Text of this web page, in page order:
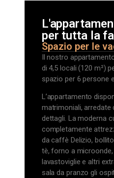
per tutta la
Spazio per le
Il nostro
di 4,5 locali (120 m²)
spazio per 6 persone
L’appartamento
matrimoniali, arredate
dettagli. La moderna
completamente
da caffè Delizio,
tè, forno a
lavastoviglie e altri
sala da pranzo gli